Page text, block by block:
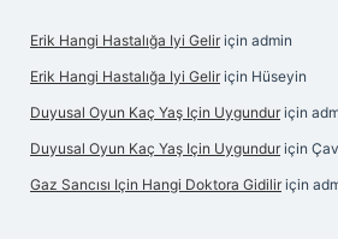
Erik Hangi Hastalığa Iyi Gelir için admin
Erik Hangi Hastalığa Iyi Gelir için Hüseyin
Duyusal Oyun Kaç Yaş Için Uygundur için
Duyusal Oyun Kaç Yaş Için Uygundur için
Gaz Sancısı Için Hangi Doktora Gidilir için